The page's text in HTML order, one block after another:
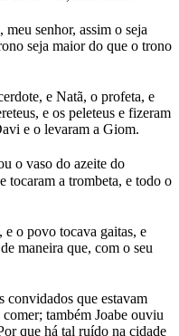
senhor, assim o seja
seja maior do que o trono
e Natã, o profeta, e
e os peleteus e fizeram
e o levaram a Giom.
o vaso do azeite do
tocaram a trombeta, e todo o
o povo tocava gaitas, e
maneira que, com o seu
convidados que estavam
também Joabe ouviu
que há tal ruído na cidade